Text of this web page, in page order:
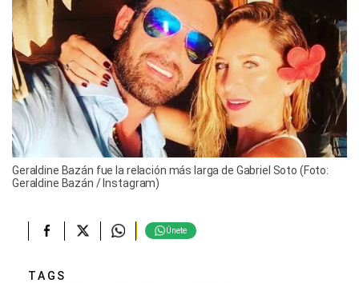
Geraldine Bazán fue la relación más larga de Gabriel Soto (Foto:
Geraldine Bazán / Instagram)
Únete
TAGS